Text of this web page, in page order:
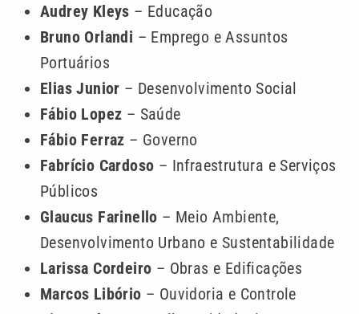
Audrey Kleys – Educação
Bruno Orlandi – Emprego e Assuntos
Portuários
Elias Junior – Desenvolvimento Social
Fábio Lopez – Saúde
Fábio Ferraz – Governo
Fabrício Cardoso – Infraestrutura e Serviços
Públicos
Glaucus Farinello – Meio Ambiente,
Desenvolvimento Urbano e Sustentabilidade
Larissa Cordeiro – Obras e Edificações
Marcos Libório – Ouvidoria e Controle